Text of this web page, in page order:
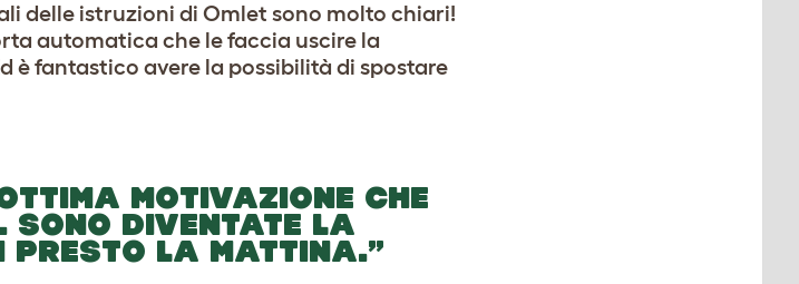
delle istruzioni di Omlet sono molto chiari!
automatica che le faccia uscire la
è fantastico avere la possibilità di spostare
MOTIVAZIONE CHE
SONO DIVENTATE LA
PRESTO LA MATTINA.”